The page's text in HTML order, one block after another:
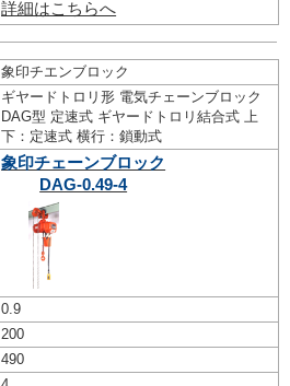
詳細はこちらへ
象印チエンブロック
ギヤードトロリ形 電気チェーンブロック
DAG型 定速式 ギヤードトロリ結合式 上
下：定速式 横行：鎖動式
象印チェーンブロック
DAG-0.49-4
0.9
200
490